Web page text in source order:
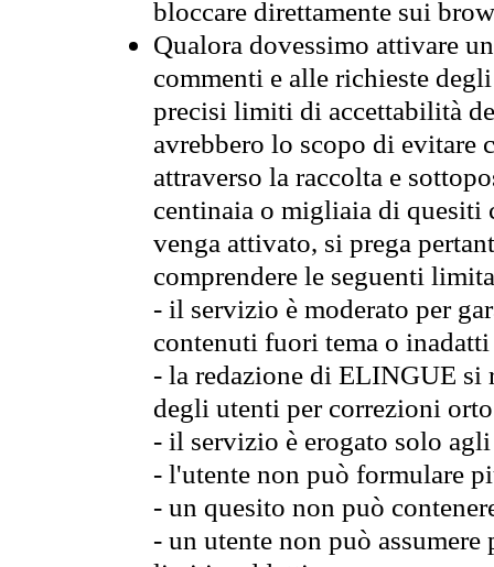
bloccare direttamente sui
Qualora dovessimo attivare
commenti e alle richieste
precisi limiti di accettabilità
avrebbero lo scopo di evitare
attraverso la raccolta e
centinaia o migliaia di quesiti
venga attivato, si prega
comprendere le seguenti
- il servizio è moderato per
contenuti fuori tema o
- la redazione di ELINGUE
degli utenti per correzioni
- il servizio è erogato solo
- l'utente non può formulare
- un quesito non può
- un utente non può